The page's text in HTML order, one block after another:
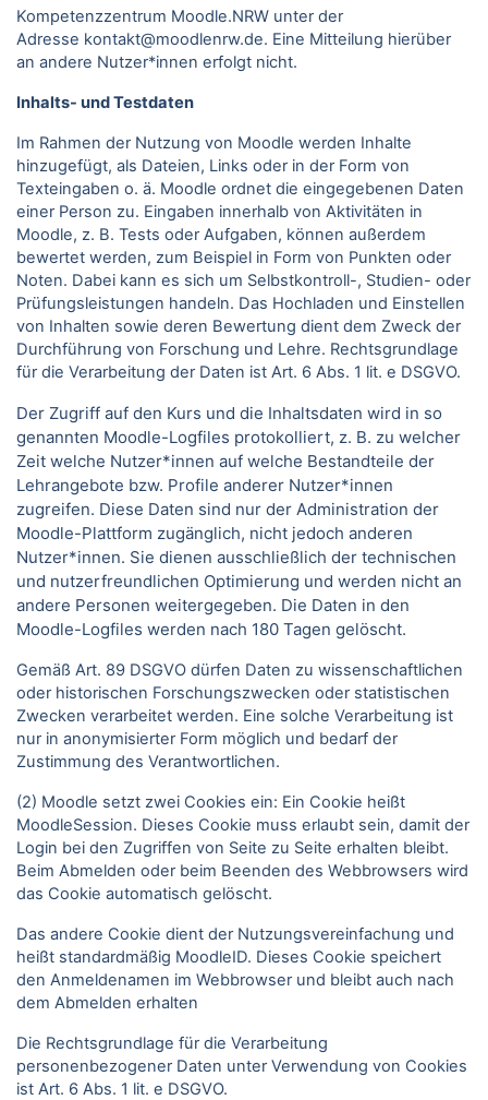
Kompetenzzentrum Moodle.NRW unter der
Adresse kontakt@moodlenrw.de. Eine Mitteilung hierüber
an andere Nutzer*innen erfolgt nicht.
Inhalts- und Testdaten
Im Rahmen der Nutzung von Moodle werden Inhalte
hinzugefügt, als Dateien, Links oder in der Form von
Texteingaben o. ä. Moodle ordnet die eingegebenen Daten
einer Person zu. Eingaben innerhalb von Aktivitäten in
Moodle, z. B. Tests oder Aufgaben, können außerdem
bewertet werden, zum Beispiel in Form von Punkten oder
Noten. Dabei kann es sich um Selbstkontroll-, Studien- oder
Prüfungsleistungen handeln. Das Hochladen und Einstellen
von Inhalten sowie deren Bewertung dient dem Zweck der
Durchführung von Forschung und Lehre. Rechtsgrundlage
für die Verarbeitung der Daten ist Art. 6 Abs. 1 lit. e DSGVO.
Der Zugriff auf den Kurs und die Inhaltsdaten wird in so
genannten Moodle-Logfiles protokolliert, z. B. zu welcher
Zeit welche Nutzer*innen auf welche Bestandteile der
Lehrangebote bzw. Profile anderer Nutzer*innen
zugreifen. Diese Daten sind nur der Administration der
Moodle-Plattform zugänglich, nicht jedoch anderen
Nutzer*innen. Sie dienen ausschließlich der technischen
und nutzerfreundlichen Optimierung und werden nicht an
andere Personen weitergegeben. Die Daten in den
Moodle-Logfiles werden nach 180 Tagen gelöscht.
Gemäß Art. 89 DSGVO dürfen Daten zu wissenschaftlichen
oder historischen Forschungszwecken oder statistischen
Zwecken verarbeitet werden. Eine solche Verarbeitung ist
nur in anonymisierter Form möglich und bedarf der
Zustimmung des Verantwortlichen.
(2) Moodle setzt zwei Cookies ein: Ein Cookie heißt
MoodleSession. Dieses Cookie muss erlaubt sein, damit der
Login bei den Zugriffen von Seite zu Seite erhalten bleibt.
Beim Abmelden oder beim Beenden des Webbrowsers wird
das Cookie automatisch gelöscht.
Das andere Cookie dient der Nutzungsvereinfachung und
heißt standardmäßig MoodleID. Dieses Cookie speichert
den Anmeldenamen im Webbrowser und bleibt auch nach
dem Abmelden erhalten
Die Rechtsgrundlage für die Verarbeitung
personenbezogener Daten unter Verwendung von Cookies
ist Art. 6 Abs. 1 lit. e DSGVO.